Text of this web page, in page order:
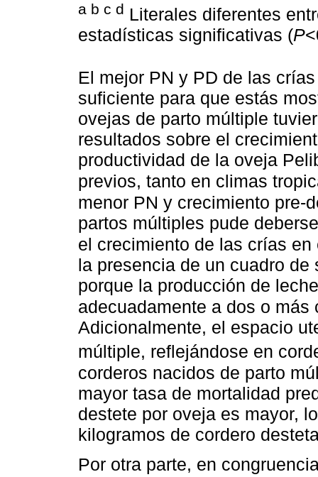
a b c d Literales diferentes
estadísticas significativas (P
El mejor PN y PD de las
suficiente para que estás
ovejas de parto múltiple
resultados sobre el
productividad de la oveja
previos, tanto en climas
menor PN y crecimiento pre-
partos múltiples pude
el crecimiento de las crías en
la presencia de un cuadro
porque la producción de
adecuadamente a dos o
Adicionalmente, el espacio
múltiple, reflejándose en
corderos nacidos de parto
mayor tasa de mortalidad
destete por oveja es mayor,
kilogramos de cordero
Por otra parte, en